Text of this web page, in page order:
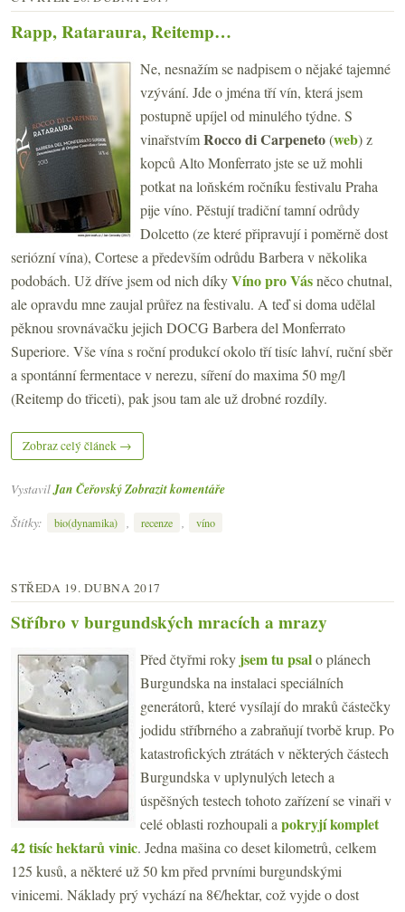
Rapp, Rataraura, Reitemp…
Ne, nesnažím se nadpisem o nějaké tajemné
vzývání. Jde o jména tří vín, která jsem
postupně upíjel od minulého týdne. S
vinařstvímRocco di Carpeneto(web) z
kopců Alto Monferrato jste se už mohli
potkat na loňském ročníku festivalu Praha
pije víno. Pěstují tradiční tamní odrůdy
Dolcetto (ze které připravují i poměrně dost
seriózní vína), Cortese a především odrůdu Barbera v několika
podobách. Už dříve jsem od nich díkyVíno pro Vásněco chutnal,
ale opravdu mne zaujal průřez na festivalu. A teď si doma udělal
pěknou srovnávačku jejich DOCG Barbera del Monferrato
Superiore. Vše vína s roční produkcí okolo tří tisíc lahví, ruční sběr
a spontánní fermentace v nerezu, síření do maxima 50 mg/l
(Reitemp do třiceti), pak jsou tam ale už drobné rozdíly.
Zobraz celý článek →
VystavilJan ČeřovskýZobrazit komentáře
Štítky:
bio(dynamika) , recenze , víno
STŘEDA 19. DUBNA 2017
Stříbro v burgundských mracích a mrazy
Před čtyřmi roky jsem tu psalo plánech
Burgundska na instalaci speciálních
generátorů, které vysílají do mraků částečky
jodidu stříbrného a zabraňují tvorbě krup. Po
katastrofických ztrátách v některých částech
Burgundska v uplynulých letech a
úspěšných testech tohoto zařízení se vinaři v
celé oblasti rozhoupali a pokryjí komplet
42 tisíc hektarů vinic. Jedna mašina co deset kilometrů, celkem
125 kusů, a některé už 50 km před prvními burgundskými
vinicemi. Náklady prý vychází na 8€/hektar, což vyjde o dost